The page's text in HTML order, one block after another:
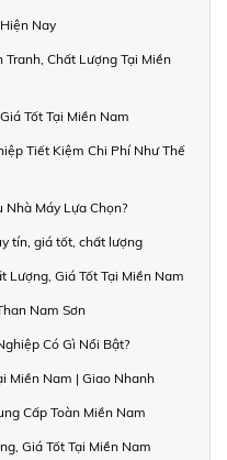
Nay
Chất Lượng Tại Miền
Tốt Tại Miền Nam
Tiết Kiệm Chi Phí Như Thế
Máy Lựa Chọn?
tín, giá tốt, chất lượng
Lượng, Giá Tốt Tại Miền Nam
Nam Sơn
Có Gì Nổi Bật?
Miền Nam | Giao Nhanh
Cấp Toàn Miền Nam
Giá Tốt Tại Miền Nam